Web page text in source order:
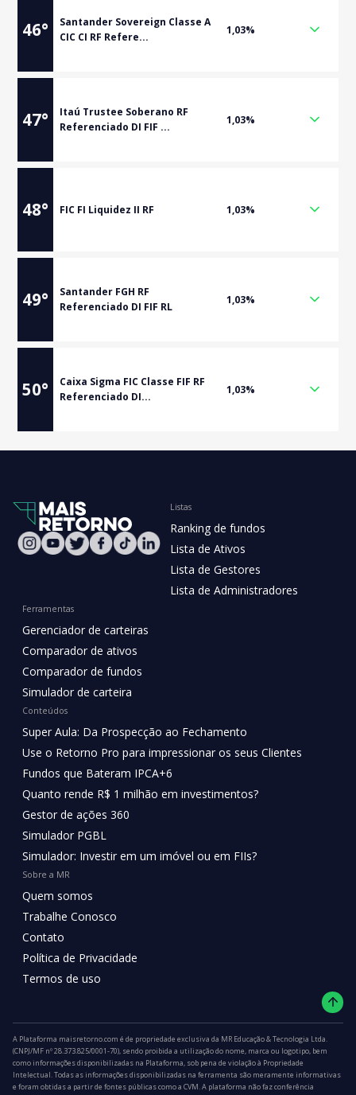
46°
Santander Sovereign Classe A
CIC CI RF Refere...
1,03%
47°
Itaú Trustee Soberano RF
Referenciado DI FIF ...
1,03%
48° FIC FI Liquidez II RF 1,03%
49°
Santander FGH RF
Referenciado DI FIF RL
1,03%
50°
Caixa Sigma FIC Classe FIF RF
Referenciado DI...
1,03%
Listas
Ranking de fundos
Lista de Ativos
Lista de Gestores
Lista de Administradores
Ferramentas
Gerenciador de carteiras
Comparador de ativos
Comparador de fundos
Simulador de carteira
Conteúdos
Super Aula: Da Prospecção ao Fechamento
Use o Retorno Pro para impressionar os seus Clientes
Fundos que Bateram IPCA+6
Quanto rende R$ 1 milhão em investimentos?
Gestor de ações 360
Simulador PGBL
Simulador: Investir em um imóvel ou em FIIs?
Sobre a MR
Quem somos
Trabalhe Conosco
Contato
Política de Privacidade
Termos de uso
A Plataforma maisretorno.com é de propriedade exclusiva da MR Educação & Tecnologia Ltda.
(CNPJ/MF nº 28.373.825/0001-70), sendo proibida a utilização do nome, marca ou logotipo, bem
como informações disponibilizadas na Plataforma, sob pena de violação à Propriedade
Intelectual. Todas as informações disponibilizadas na ferramenta são meramente informativas
e foram obtidas a partir de fontes públicas como a CVM. A plataforma não faz conferência